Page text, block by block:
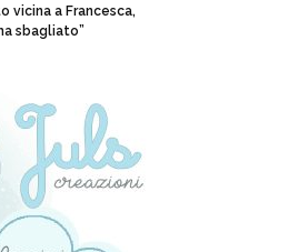
vicina a Francesca,
sbagliato”